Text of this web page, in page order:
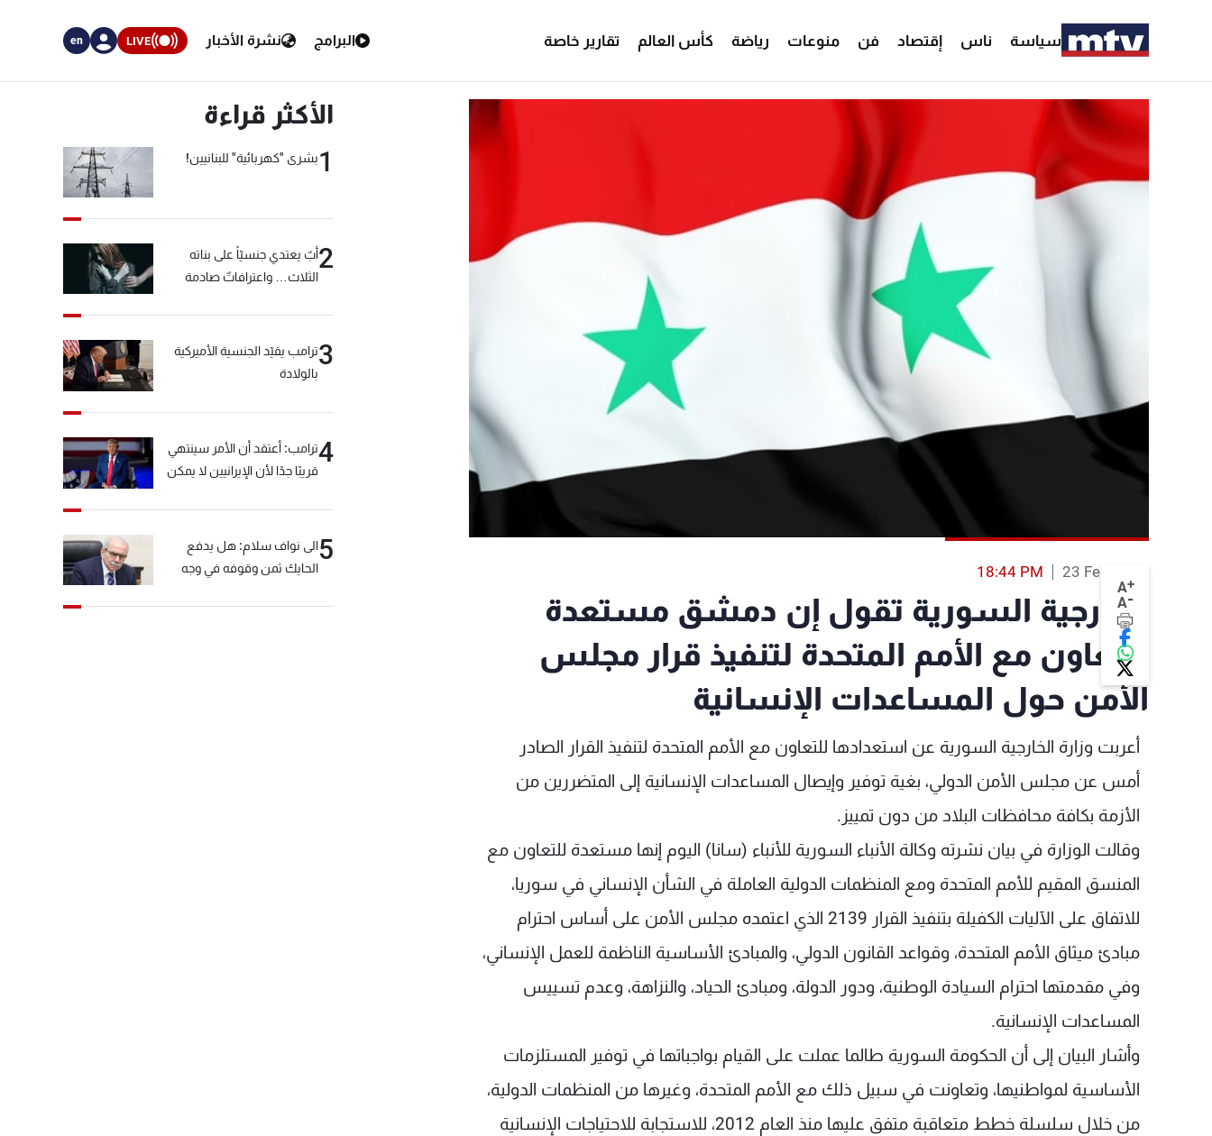
سياسة ناس إقتصاد فن منوعات رياضة كأس العالم تقارير خاصة البرامج نشرة الأخبار LIVE
en
A+
A-
23 Feb 2014
18:44 PM
الخارجية السورية تقول إن دمشق مستعدة
للتعاون مع الأمم المتحدة لتنفيذ قرار مجلس
الأمن حول المساعدات الإنسانية
أعربت وزارة الخارجية السورية عن استعدادها للتعاون مع الأمم المتحدة لتنفيذ القرار الصادر
أمس عن مجلس الأمن الدولي، بغية توفير وإيصال المساعدات الإنسانية إلى المتضررين من
الأزمة بكافة محافظات البلاد من دون تمييز.
وقالت الوزارة في بيان نشرته وكالة الأنباء السورية للأنباء (سانا) اليوم إنها مستعدة للتعاون مع
المنسق المقيم للأمم المتحدة ومع المنظمات الدولية العاملة في الشأن الإنساني في سوريا،
للاتفاق على الآليات الكفيلة بتنفيذ القرار 2139 الذي اعتمده مجلس الأمن على أساس احترام
مبادئ ميثاق الأمم المتحدة، وقواعد القانون الدولي، والمبادئ الأساسية الناظمة للعمل الإنساني،
وفي مقدمتها احترام السيادة الوطنية، ودور الدولة، ومبادئ الحياد، والنزاهة، وعدم تسييس
المساعدات الإنسانية.
وأشار البيان إلى أن الحكومة السورية طالما عملت على القيام بواجباتها في توفير المستلزمات
الأساسية لمواطنيها، وتعاونت في سبيل ذلك مع الأمم المتحدة، وغيرها من المنظمات الدولية،
من خلال سلسلة خطط متعاقبة متفق عليها منذ العام 2012، للاستجابة للاحتياجات الإنسانية
الأكثر قراءة
1بشرى "كهربائية" للبنانيين!
2أبٌ يعتدي جنسيّاً على بناته
الثلاث… واعترافاتٌ صادمة
3ترامب يقيّد الجنسية الأميركية
بالولادة
4ترامب: أعتقد أن الأمر سينتهي
قريبًا جدًا لأن الإيرانيين لا يمكن
5الى نواف سلام: هل يدفع
الحايك ثمن وقوفه في وجه